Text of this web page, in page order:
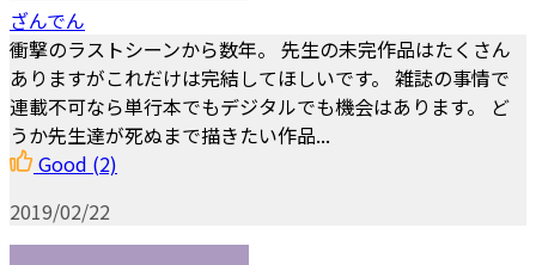
ざんでん
衝撃のラストシーンから数年。 先生の未完作品はたくさん
ありますがこれだけは完結してほしいです。 雑誌の事情で
連載不可なら単行本でもデジタルでも機会はあります。 ど
うか先生達が死ぬまで描きたい作品...
Good (2)
2019/02/22